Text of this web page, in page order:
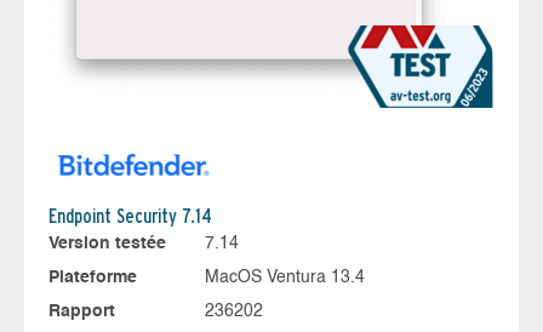
Endpoint Security 7.14
Version testée
7.14
Plateforme
MacOS Ventura 13.4
Rapport
236202